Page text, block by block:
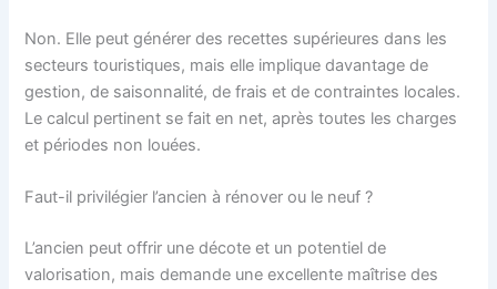
Non. Elle peut générer des recettes supérieures dans les
secteurs touristiques, mais elle implique davantage de
gestion, de saisonnalité, de frais et de contraintes locales.
Le calcul pertinent se fait en net, après toutes les charges
et périodes non louées.
Faut-il privilégier l’ancien à rénover ou le neuf ?
L’ancien peut offrir une décote et un potentiel de
valorisation, mais demande une excellente maîtrise des